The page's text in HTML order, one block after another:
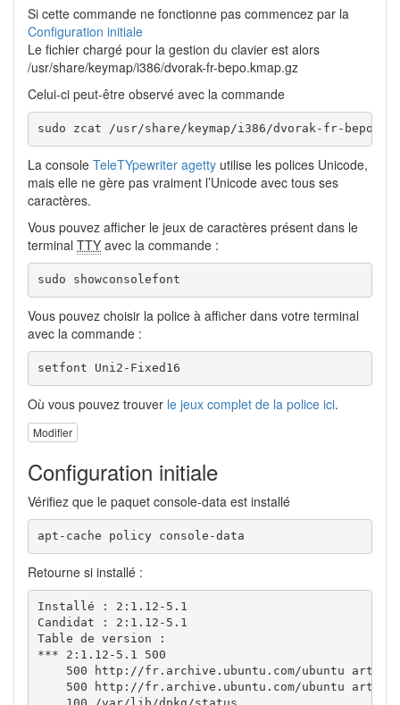
Si cette commande ne fonctionne pas commencez par la
Configuration initiale
Le fichier chargé pour la gestion du clavier est alors
/usr/share/keymap/i386/dvorak-fr-bepo.kmap.gz
Celui-ci peut-être observé avec la commande
sudo zcat /usr/share/keymap/i386/dvorak-fr-
La console TeleTYpewriter agetty utilise les polices Unicode,
mais elle ne gère pas vraiment l’Unicode avec tous ses
caractères.
Vous pouvez afficher le jeux de caractères présent dans le
terminal TTY avec la commande :
sudo showconsolefont
Vous pouvez choisir la police à afficher dans votre terminal
avec la commande :
setfont Uni2-Fixed16
Où vous pouvez trouver le jeux complet de la police ici.
Modifier
Configuration initiale
Vérifiez que le paquet console-data est installé
apt-cache policy console-data
Retourne si installé :
Installé : 2:1.12-5.1
Candidat : 2:1.12-5.1
Table de version :
*** 2:1.12-5.1 500
500 http://fr.archive.ubuntu.com/ubuntu
500 http://fr.archive.ubuntu.com/ubuntu